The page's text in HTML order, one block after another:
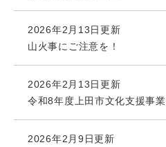
2026年2月13日更新
山火事にご注意を！
2026年2月13日更新
令和8年度上田市文化支援事業
2026年2月9日更新